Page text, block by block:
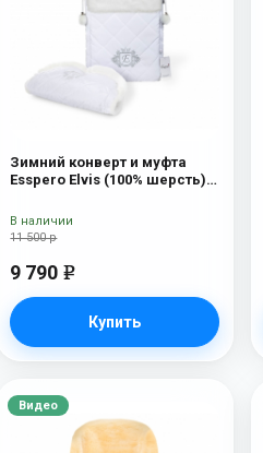
Зимний конверт и муфта
Esspero Elvis (100% шерсть)
11 500 р
9 790 e
Купить
В наличии
Видео